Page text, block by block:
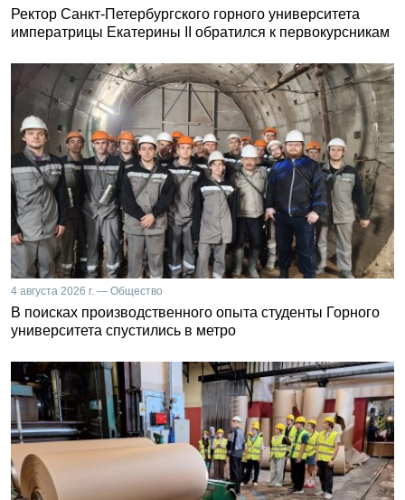
Ректор Санкт-Петербургского горного университета
императрицы Екатерины II обратился к первокурсникам
4 августа 2026 г. — Общество
В поисках производственного опыта студенты Горного
университета спустились в метро